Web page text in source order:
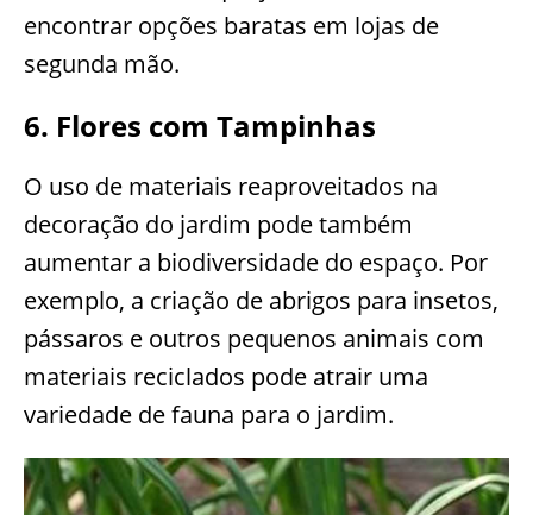
encontrar opções baratas em lojas de
segunda mão.
6. Flores com Tampinhas
O uso de materiais reaproveitados na
decoração do jardim pode também
aumentar a biodiversidade do espaço. Por
exemplo, a criação de abrigos para insetos,
pássaros e outros pequenos animais com
materiais reciclados pode atrair uma
variedade de fauna para o jardim.